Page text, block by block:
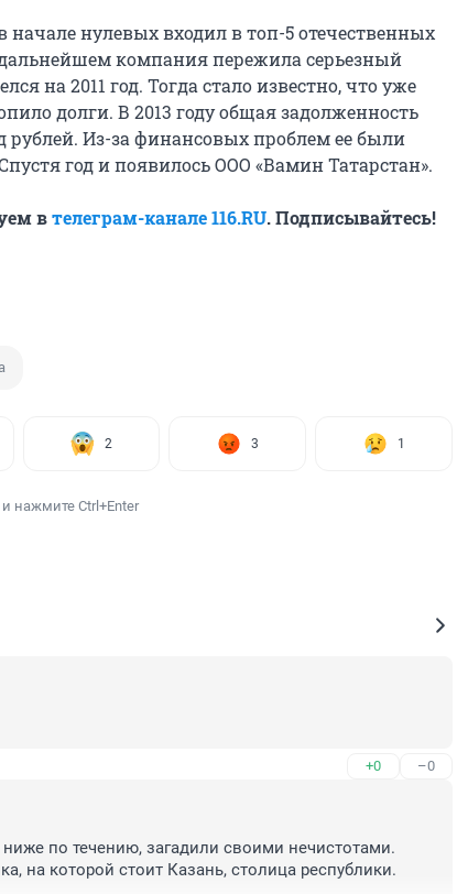
начале нулевых входил в топ-5 отечественных
компания пережила серьезный
на 2011 год. Тогда стало известно, что уже
долги. В 2013 году общая задолженность
рублей. Из-за финансовых проблем ее были
год и появилось ООО «Вамин Татарстан».
втелеграм-канале 116.RU. Подписывайтесь!
2 3 1
нажмите Ctrl+Enter
+0 –0
по течению, загадили своими нечистотами.
на которой стоит Казань, столица республики.